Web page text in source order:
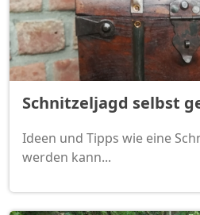
Schnitzeljagd selbst
Ideen und Tipps wie eine
werden kann...